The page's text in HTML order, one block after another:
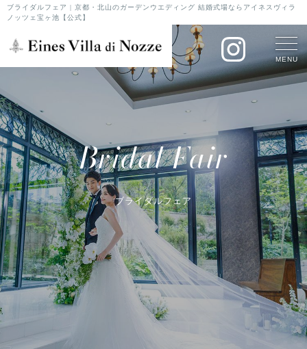
ブライダルフェア | 京都・北山のガーデンウエディング 結婚式場ならアイネスヴィラ
ノッツェ宝ヶ池【公式】
MENU
Bridal Fair
ブライダルフェア